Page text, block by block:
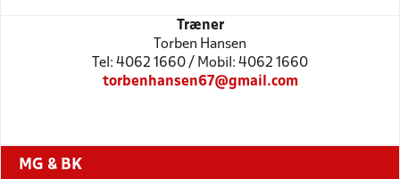
Træner
Torben Hansen
Tel: 4062 1660 / Mobil: 4062 1660
torbenhansen67@gmail.com
MG & BK